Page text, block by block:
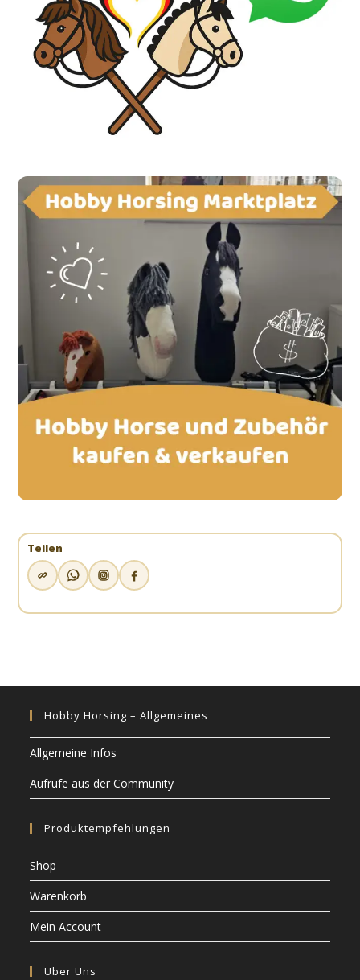
Teilen
Hobby Horsing – Allgemeines
Allgemeine Infos
Aufrufe aus der Community
Produktempfehlungen
Shop
Warenkorb
Mein Account
Über Uns